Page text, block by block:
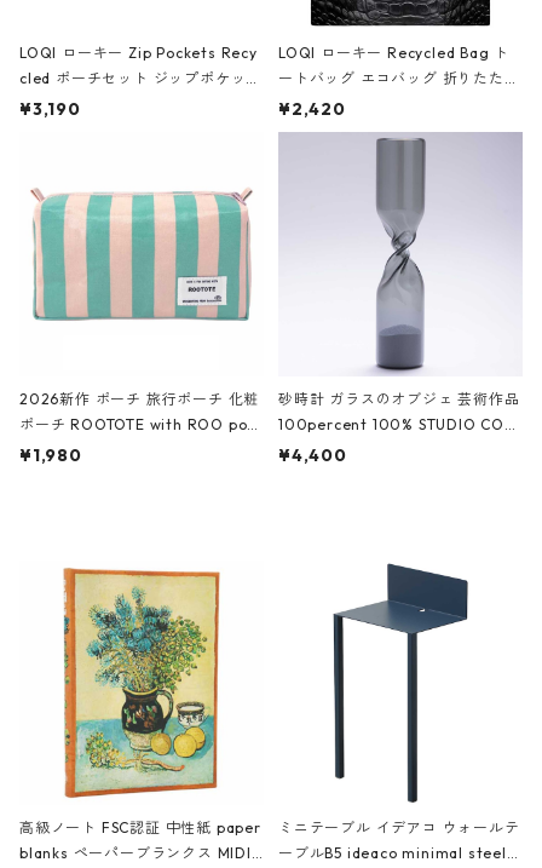
LOQI ローキー Zip Pockets Recy
cled ポーチセット ジップポケット
ファスナーポーチ 撥水加工 トラベ
ーガンディー、オフホワイト
¥3,190
LOQI ローキー Recycled Bag ト
ートバッグ エコバッグ 折りたたみ
大きめ 撥水加工 収納ポーチ CRO
CODILE/Black クロコダイル/ブラ
¥2,420
2026新作 ポーチ 旅行ポーチ 化粧
ポーチ ROOTOTE with ROO pou
ch 3532 ルートート WR.ポーチ.ラ
¥1,980
砂時計 ガラスのオブジェ 芸術作品
100percent 100% STUDIO COH
AKU Timeless 100パーセント ス
¥4,400
高級ノート FSC認証 中性紙 paper
blanks ペーパーブランクス MIDI
ミニテーブル イデアコ ウォールテ
ーブルB5 ideaco minimal steel f